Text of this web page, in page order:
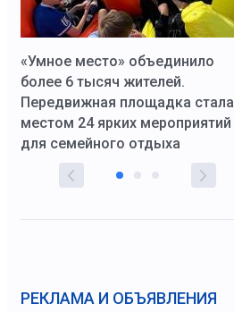
«Умное место» объединило
более 6 тысяч жителей.
Передвижная площадка стала
местом 24 ярких мероприятий
для семейного отдыха
РЕКЛАМА И ОБЪЯВЛЕНИЯ